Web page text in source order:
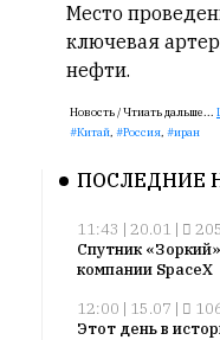
Место
ключевая
нефти.
Новость /Чтиать дальше...
Китай, Россия, иран
ПОСЛЕДНИЕ
11:43 | 20.01 | 205
Спутник
компании SpaceX
12:00 | 15.07 |
Этот день в